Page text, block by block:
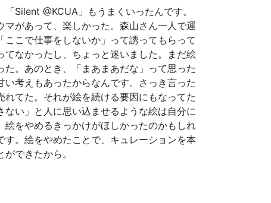
Silent @KCUA」もうまくいったんです。
があって、楽しかった。森山さん一人で運
こで仕事をしないか」って誘ってもらって
なかったし、ちょっと迷いました。まだ絵
。あのとき、「まあまあだな」って思った
考えもあったからなんです。さっき言った
てた。それが絵を続ける要因にもなってた
い」と人に思い込ませるような絵は自分に
をやめるきっかけがほしかったのかもしれ
。絵をやめたことで、キュレーションを本
できたから。